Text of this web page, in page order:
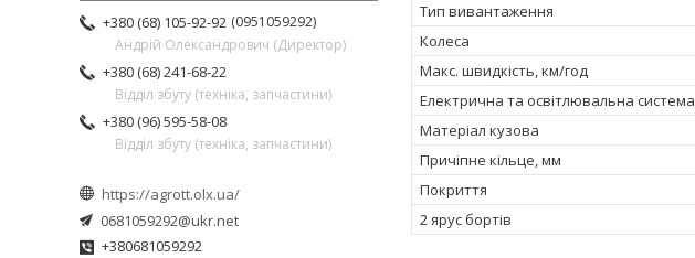
Тип вивантаження
Колеса
Макс. швидкість, км/год
Електрична та освітлювальна система
Матеріал кузова
Причіпне кільце, мм
Покриття
2 ярус бортів
+380 (68) 105-92-92 0951059292
Андрій Олександрович (Директор)
+380 (68) 241-68-22
Відділ збуту (техніка, запчастини)
+380 (96) 595-58-08
Відділ збуту (техніка, запчастини)
https://agrott.olx.ua/
0681059292@ukr.net
+380681059292